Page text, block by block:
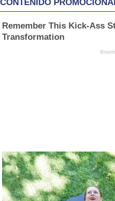
CONTENIDO
Remember This Kick-Ass
Transformation